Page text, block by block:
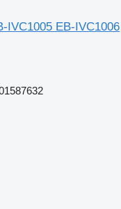
IVC1005 EB-IVC1006